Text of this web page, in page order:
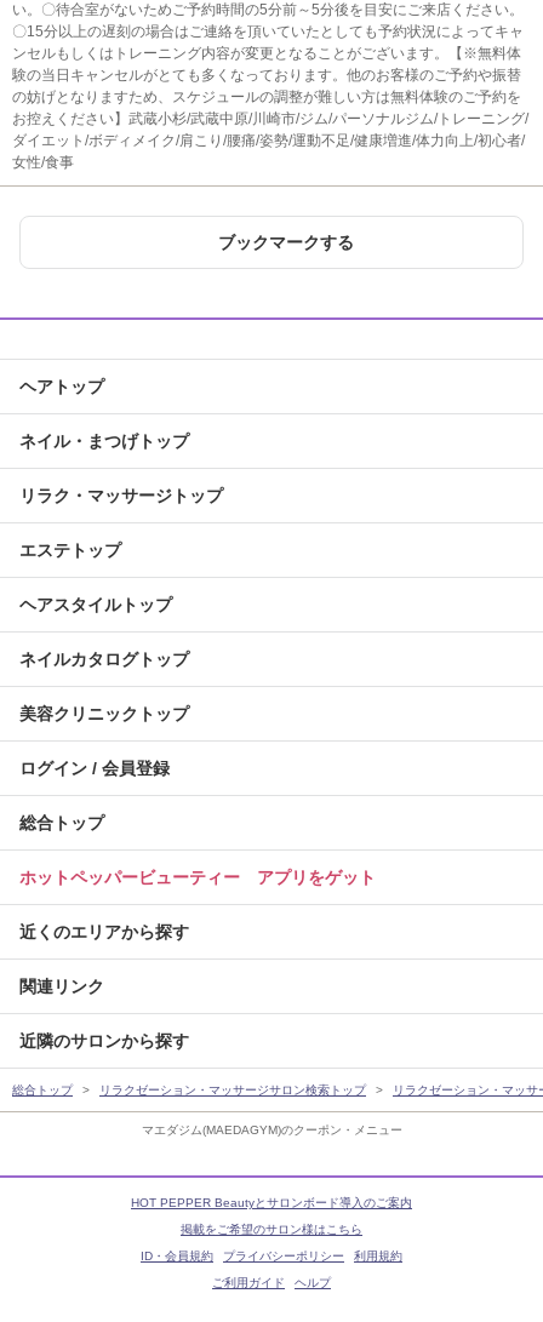
マエダジム(MAEDAGYM)のクーポン・メニュー
い。〇待合室がないためご予約時間の5分前～5分後を目安にご来店ください。
〇15分以上の遅刻の場合はご連絡を頂いていたとしても予約状況によってキャ
ンセルもしくはトレーニング内容が変更となることがございます。【※無料体
験の当日キャンセルがとても多くなっております。他のお客様のご予約や振替
の妨げとなりますため、スケジュールの調整が難しい方は無料体験のご予約を
お控えください】武蔵小杉/武蔵中原/川崎市/ジム/パーソナルジム/トレーニング/
ダイエット/ボディメイク/肩こり/腰痛/姿勢/運動不足/健康増進/体力向上/初心者/
女性/食事
ブックマークする
ヘアトップ
ネイル・まつげトップ
リラク・マッサージトップ
エステトップ
ヘアスタイルトップ
ネイルカタログトップ
美容クリニックトップ
ログイン / 会員登録
総合トップ
ホットペッパービューティー アプリをゲット
近くのエリアから探す
関連リンク
近隣のサロンから探す
総合トップ リラクゼーション・マッサージサロン検索トップ リラクゼーション・マッ
HOT PEPPER Beautyとサロンボード導入のご案内
掲載をご希望のサロン様はこちら
ID・会員規約
プライバシーポリシー
利用規約
ご利用ガイド
ヘルプ